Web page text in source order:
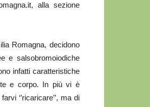
alla sezione
Romagna, decidono
e salsobromoiodiche
infatti caratteristiche
e corpo. In più vi è
‘’ricaricare’’, ma di